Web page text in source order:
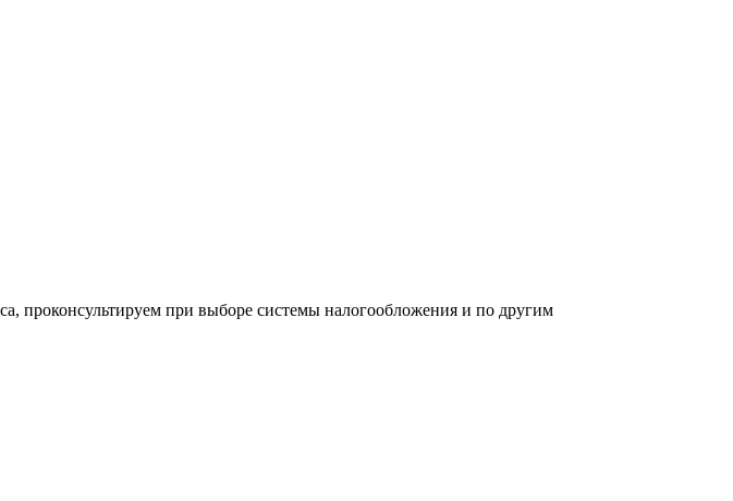
проконсультируем при выборе системы налогообложения и по другим